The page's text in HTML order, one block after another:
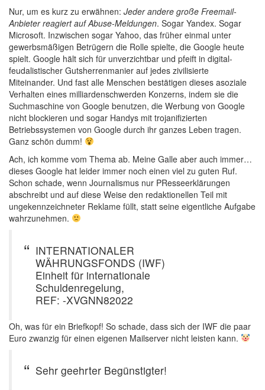
Nur, um es kurz zu erwähnen: Jeder andere große Freemail-
Anbieter reagiert auf Abuse-Meldungen. Sogar Yandex. Sogar
Microsoft. Inzwischen sogar Yahoo, das früher einmal unter
gewerbsmäßigen Betrügern die Rolle spielte, die Google heute
spielt. Google hält sich für unverzichtbar und pfeift in digital-
feudalistischer Gutsherrenmanier auf jedes zivilisierte
Miteinander. Und fast alle Menschen bestätigen dieses asoziale
Verhalten eines milliardenschwerden Konzerns, indem sie die
Suchmaschine von Google benutzen, die Werbung von Google
nicht blockieren und sogar Handys mit trojanifizierten
Betriebssystemen von Google durch ihr ganzes Leben tragen.
Ganz schön dumm!
Ach, ich komme vom Thema ab. Meine Galle aber auch immer…
dieses Google hat leider immer noch einen viel zu guten Ruf.
Schon schade, wenn Journalismus nur PResseerklärungen
abschreibt und auf diese Weise den redaktionellen Teil mit
ungekennzeichneter Reklame füllt, statt seine eigentliche Aufgabe
wahrzunehmen.
INTERNATIONALER
WÄHRUNGSFONDS (IWF)
Einheit für internationale
Schuldenregelung,
REF: -XVGNN82022
Oh, was für ein Briefkopf! So schade, dass sich der IWF die paar
Euro zwanzig für einen eigenen Mailserver nicht leisten kann.
Sehr geehrter Begünstigter!